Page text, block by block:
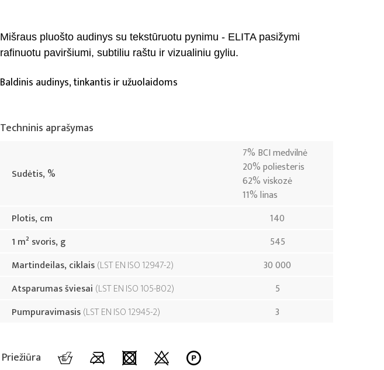
Mišraus pluošto audinys su tekstūruotu pynimu - ELITA pasižymi
rafinuotu paviršiumi, subtiliu raštu ir vizualiniu gyliu.
Baldinis audinys, tinkantis ir užuolaidoms
Techninis aprašymas
Sudėtis, %
7% BCI medvilnė
20% poliesteris
62% viskozė
11% linas
Plotis, cm
140
1 m² svoris, g
545
Martindeilas, ciklais LST EN ISO 12947-2
30 000
Atsparumas šviesai LST EN ISO 105-B02
5
Pumpuravimasis LST EN ISO 12945-2 3
Priežiūra